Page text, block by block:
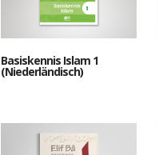
Basiskennis Islam 1
(Niederländisch)